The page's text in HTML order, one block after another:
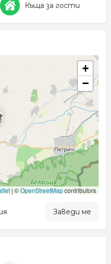
Къща за гости
+
−
| ©OpenStreetMapcontributors
Заведи ме